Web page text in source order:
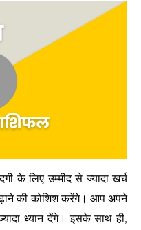
के लिए उम्मीद से ज्यादा खर्च
की कोशिश करेंगे। आप अपने
ध्यान देंगे। इसके साथ ही,